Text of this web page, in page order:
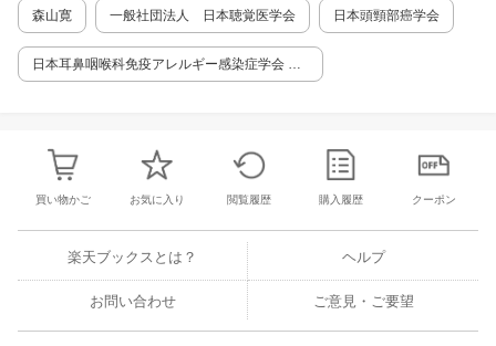
森山寛 一般社団法人 日本聴覚医学会 日本頭頸部癌学会
日本耳鼻咽喉科免疫アレルギー感染症学会 鼻
買い物かご お気に入り 閲覧履歴 購入履歴 クーポン
楽天ブックスとは？ ヘルプ
お問い合わせ ご意見・ご要望